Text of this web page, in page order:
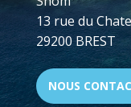
13 rue du
29200 BREST
NOUS